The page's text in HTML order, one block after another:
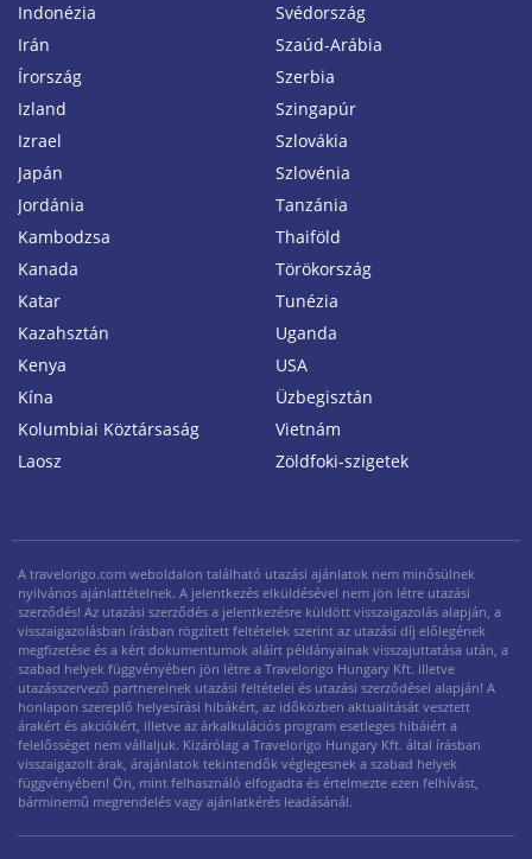
Indonézia
Irán
Írország
Izland
Izrael
Japán
Jordánia
Kambodzsa
Kanada
Katar
Kazahsztán
Kenya
Kína
Kolumbiai Köztársaság
Laosz
Svédország
Szaúd-Arábia
Szerbia
Szingapúr
Szlovákia
Szlovénia
Tanzánia
Thaiföld
Törökország
Tunézia
Uganda
USA
Üzbegisztán
Vietnám
Zöldfoki-szigetek
A travelorigo.com weboldalon található utazási ajánlatok nem minősülnek
nyilvános ajánlattételnek. A jelentkezés elküldésével nem jön létre utazási
szerződés! Az utazási szerződés a jelentkezésre küldött visszaigazolás alapján, a
visszaigazolásban írásban rögzített feltételek szerint az utazási díj előlegének
megfizetése és a kért dokumentumok aláírt példányainak visszajuttatása után, a
szabad helyek függvényében jön létre a Travelorigo Hungary Kft. illetve
utazásszervező partnereinek utazási feltételei és utazási szerződései alapján! A
honlapon szereplő helyesírási hibákért, az időközben aktualitását vesztett
árakért és akciókért, illetve az árkalkulációs program esetleges hibáiért a
felelősséget nem vállaljuk. Kizárólag a Travelorigo Hungary Kft. által írásban
visszaigazolt árak, árajánlatok tekintendők véglegesnek a szabad helyek
függvényében! Ön, mint felhasználó elfogadta és értelmezte ezen felhívást,
bárminemű megrendelés vagy ajánlatkérés leadásánál.